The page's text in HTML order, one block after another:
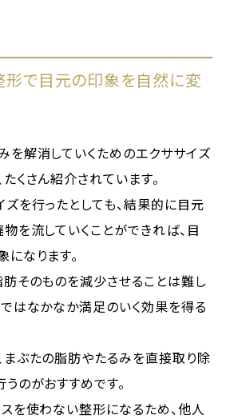
形で目元の印象を自然に変
を解消していくためのエクササイズ
くさん紹介されています。
ズを行ったとしても、結果的に目元
を流していくことができれば、目
なります。
肪そのものを減少させることは難し
ではなかなか満足のいく効果を得る
まぶたの脂肪やたるみを直接取り除
のがおすすめです。
を使わない整形になるため、他人